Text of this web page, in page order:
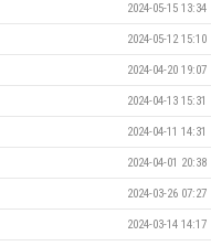
2024-05-15 13:34
2024-05-12 15:10
2024-04-20 19:07
2024-04-13 15:31
2024-04-11 14:31
2024-04-01 20:38
2024-03-26 07:27
2024-03-14 14:17